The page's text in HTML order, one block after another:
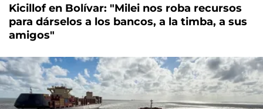
Kicillof en Bolívar: "Milei nos roba recursos
para dárselos a los bancos, a la timba, a sus
amigos"